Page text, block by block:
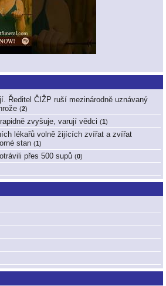
Ředitel ČIŽP ruší mezinárodně uznávaný
(2)
zvyšuje, varují vědci (1)
lékařů volně žijících zvířat a zvířat
stan (1)
přes 500 supů (0)